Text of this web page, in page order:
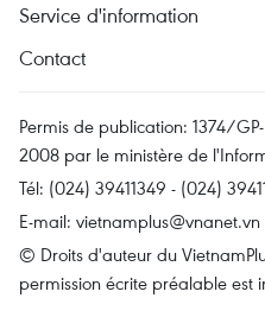
Service d'information
Contact
Permis de publication: 1374/
2008 par le ministère de
Tél: (024) 39411349 - (024)
E-mail: vietnamplus@vnanet.vn
© Droits d'auteur du
permission écrite préalable est